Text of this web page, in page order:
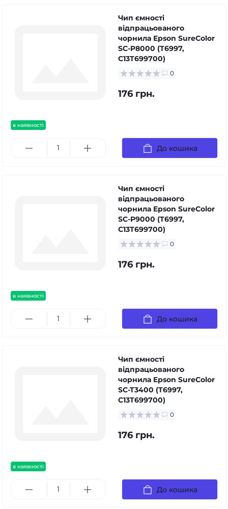
в наявності
Чип ємності
відпрацьованого
чорнила Epson SureColor
SC-P8000 (T6997,
C13T699700)
0
176 грн.
До кошика
в наявності
Чип ємності
відпрацьованого
чорнила Epson SureColor
SC-P9000 (T6997,
C13T699700)
0
176 грн.
До кошика
в наявності
Чип ємності
відпрацьованого
чорнила Epson SureColor
SC-T3400 (T6997,
C13T699700)
0
176 грн.
До кошика